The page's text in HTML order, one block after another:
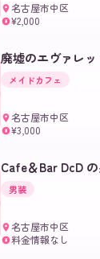
名古屋市中区
¥ ¥2,000
廃墟のエヴァレ
メイドカフェ
名古屋市中区
¥ ¥3,000
Cafe＆Bar DcD
男装
名古屋市中区
¥ 料金情報なし